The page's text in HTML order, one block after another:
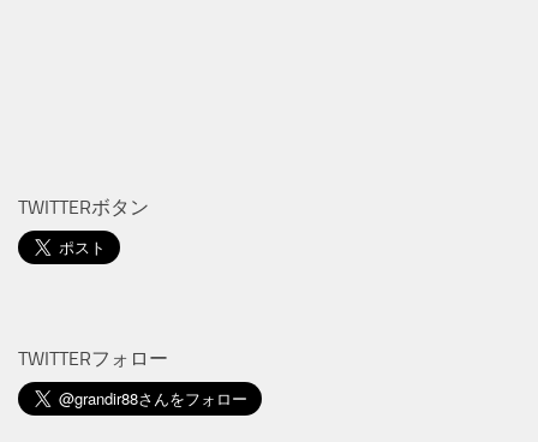
TWITTERボタン
TWITTERフォロー